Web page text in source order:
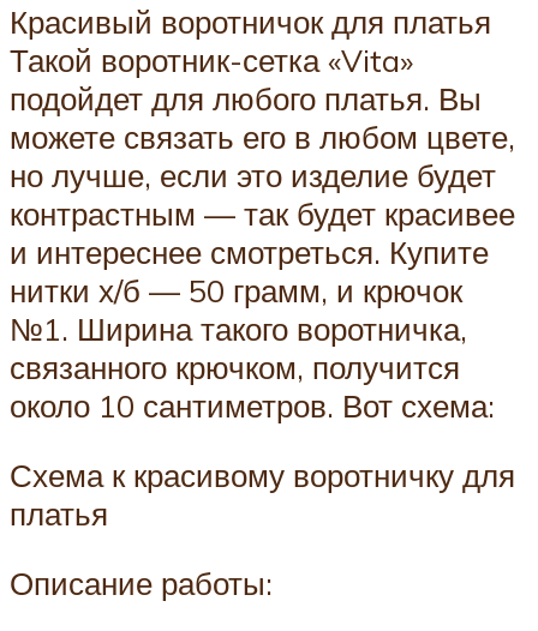
Красивый воротничок для платья
Такой воротник-сетка «Vita»
подойдет для любого платья. Вы
можете связать его в любом цвете,
но лучше, если это изделие будет
контрастным — так будет красивее
и интереснее смотреться. Купите
нитки х/б — 50 грамм, и крючок
№1. Ширина такого воротничка,
связанного крючком, получится
около 10 сантиметров. Вот схема:
Схема к красивому воротничку для
платья
Описание работы: